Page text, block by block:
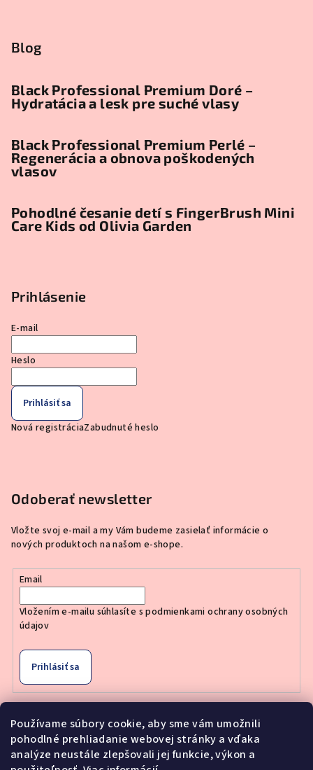
Používame súbory cookie, aby sme vám umožnili
pohodlné prehliadanie webovej stránky a vďaka
analýze neustále zlepšovali jej funkcie, výkon a
Blog
Black Professional Premium Doré –
Hydratácia a lesk pre suché vlasy
Black Professional Premium Perlé –
Regenerácia a obnova poškodených
vlasov
Pohodlné česanie detí s FingerBrush Mini
Care Kids od Olivia Garden
Prihlásenie
E-mail
Heslo
Prihlásiť sa
Nová registráciaZabudnuté heslo
Odoberať newsletter
Vložte svoj e-mail a my Vám budeme zasielať informácie o
nových produktoch na našom e-shope.
Email
Vložením e-mailu súhlasíte spodmienkami ochrany osobných
údajov
Prihlásiť sa
Nákupný košík